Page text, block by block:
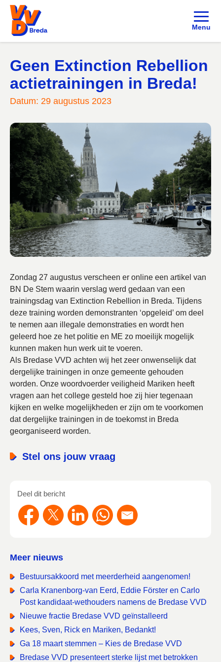
Menu
Geen Extinction Rebellion
actietrainingen in Breda!
Datum: 29 augustus 2023
Zondag 27 augustus verscheen er online een artikel van
BN De Stem waarin verslag werd gedaan van een
trainingsdag van Extinction Rebellion in Breda. Tijdens
deze training worden demonstranten ‘opgeleid’ om deel
te nemen aan illegale demonstraties en wordt hen
geleerd hoe ze het politie en ME zo moeilijk mogelijk
kunnen maken hun werk uit te voeren.
Als Bredase VVD achten wij het zeer onwenselijk dat
dergelijke trainingen in onze gemeente gehouden
worden. Onze woordvoerder veiligheid Mariken heeft
vragen aan het college gesteld hoe zij hier tegenaan
kijken en welke mogelijkheden er zijn om te voorkomen
dat dergelijke trainingen in de toekomst in Breda
georganiseerd worden.
Stel ons jouw vraag
Deel dit bericht
Meer nieuws
Bestuursakkoord met meerderheid aangenomen!
Carla Kranenborg-van Eerd, Eddie Förster en Carlo
Post kandidaat-wethouders namens de Bredase VVD
Nieuwe fractie Bredase VVD geïnstalleerd
Kees, Sven, Rick en Mariken, Bedankt!
Ga 18 maart stemmen – Kies de Bredase VVD
Bredase VVD presenteert sterke lijst met betrokken